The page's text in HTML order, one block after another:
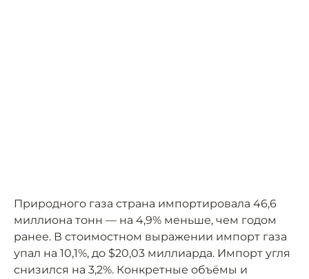
Природного газа страна импортировала 46,6
миллиона тонн — на 4,9% меньше, чем годом
ранее. В стоимостном выражении импорт газа
упал на 10,1%, до $20,03 миллиарда. Импорт угля
снизился на 3,2%. Конкретные объёмы и